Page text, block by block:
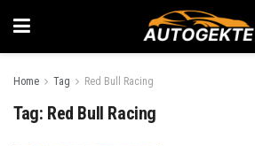
Home Tag Red Bull Racing
Tag: Red Bull Racing